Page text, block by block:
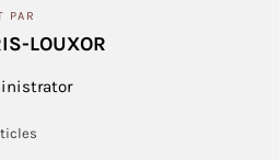
PAR
LOUXOR